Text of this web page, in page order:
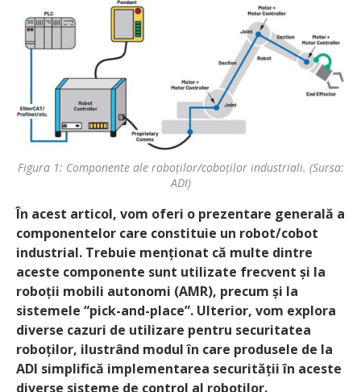
Figura 1: Componente ale roboților/coboților industriali. (Sursa:
ADI)
În acest articol, vom oferi o prezentare generală a
componentelor care constituie un robot/cobot
industrial. Trebuie menționat că multe dintre
aceste componente sunt utilizate frecvent și la
roboții mobili autonomi (AMR), precum și la
sistemele “pick-and-place”. Ulterior, vom explora
diverse cazuri de utilizare pentru securitatea
roboților, ilustrând modul în care produsele de la
ADI simplifică implementarea securității în aceste
diverse sisteme de control al roboților.